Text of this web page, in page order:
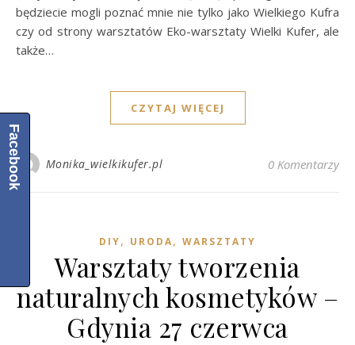
będziecie mogli poznać mnie nie tylko jako Wielkiego Kufra
czy od strony warsztatów Eko-warsztaty Wielki Kufer, ale
także…
CZYTAJ WIĘCEJ
Monika_wielkikufer.pl 0 Komentarzy
DIY, URODA, WARSZTATY
Warsztaty tworzenia
naturalnych kosmetyków –
Gdynia 27 czerwca
Facebook